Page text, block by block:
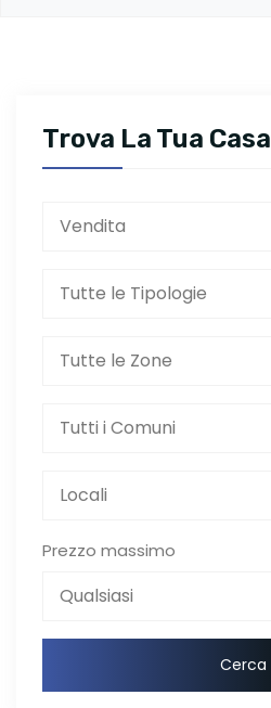
Trova La Tua Casa
Prezzo massimo
Cerca